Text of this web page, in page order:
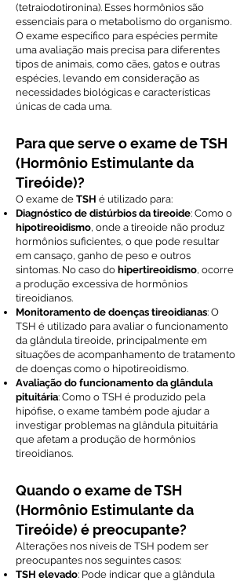
(tetraiodotironina). Esses hormônios são
essenciais para o metabolismo do organismo.
O exame específico para espécies permite
uma avaliação mais precisa para diferentes
tipos de animais, como cães, gatos e outras
espécies, levando em consideração as
necessidades biológicas e características
únicas de cada uma.
Para que serve o exame de TSH
(Hormônio Estimulante da
Tireóide)?
O exame de TSH é utilizado para:
Diagnóstico de distúrbios da tireoide: Como o
hipotireoidismo, onde a tireoide não produz
hormônios suficientes, o que pode resultar
em cansaço, ganho de peso e outros
sintomas. No caso do hipertireoidismo, ocorre
a produção excessiva de hormônios
tireoidianos.
Monitoramento de doenças tireoidianas: O
TSH é utilizado para avaliar o funcionamento
da glândula tireoide, principalmente em
situações de acompanhamento de tratamento
de doenças como o hipotireoidismo.
Avaliação do funcionamento da glândula
pituitária: Como o TSH é produzido pela
hipófise, o exame também pode ajudar a
investigar problemas na glândula pituitária
que afetam a produção de hormônios
tireoidianos.
Quando o exame de TSH
(Hormônio Estimulante da
Tireóide) é preocupante?
Alterações nos níveis de TSH podem ser
preocupantes nos seguintes casos:
TSH elevado: Pode indicar que a glândula